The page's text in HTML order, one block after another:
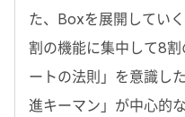
た、Boxを展開してい
割の機能に集中して8
ートの法則」を意識し
進キーマン」が中心的